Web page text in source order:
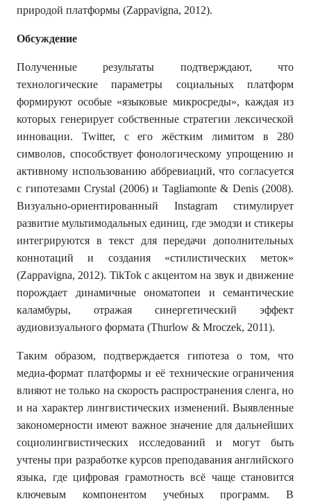
природой платформы (Zappavigna, 2012).
Обсуждение
Полученные результаты подтверждают, что
технологические параметры социальных платформ
формируют особые «языковые микросреды», каждая из
которых генерирует собственные стратегии лексической
инновации. Twitter, с его жёстким лимитом в 280
символов, способствует фонологическому упрощению и
активному использованию аббревиаций, что согласуется
с гипотезами Crystal (2006) и Tagliamonte & Denis (2008).
Визуально-ориентированный Instagram стимулирует
развитие мультимодальных единиц, где эмодзи и стикеры
интегрируются в текст для передачи дополнительных
коннотаций и создания «стилистических меток»
(Zappavigna, 2012). TikTok с акцентом на звук и движение
порождает динамичные ономатопеи и семантические
каламбуры, отражая синергетический эффект
аудиовизуального формата (Thurlow & Mroczek, 2011).
Таким образом, подтверждается гипотеза о том, что
медиа-формат платформы и её технические ограничения
влияют не только на скорость распространения сленга, но
и на характер лингвистических изменений. Выявленные
закономерности имеют важное значение для дальнейших
социолингвистических исследований и могут быть
учтены при разработке курсов преподавания английского
языка, где цифровая грамотность всё чаще становится
ключевым компонентом учебных программ. В